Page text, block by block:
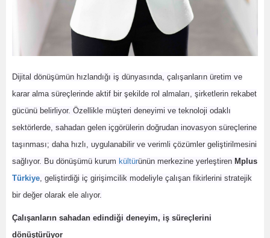
Dijital dönüşümün hızlandığı iş dünyasında, çalışanların üretim ve
karar alma süreçlerinde aktif bir şekilde rol almaları, şirketlerin rekabet
gücünü belirliyor. Özellikle müşteri deneyimi ve teknoloji odaklı
sektörlerde, sahadan gelen içgörülerin doğrudan inovasyon süreçlerine
taşınması; daha hızlı, uygulanabilir ve verimli çözümler geliştirilmesini
sağlıyor. Bu dönüşümü kurum kültürünün merkezine yerleştiren Mplus
Türkiye, geliştirdiği iç girişimcilik modeliyle çalışan fikirlerini stratejik
bir değer olarak ele alıyor.
Çalışanların sahadan edindiği deneyim, iş süreçlerini
dönüştürüyor